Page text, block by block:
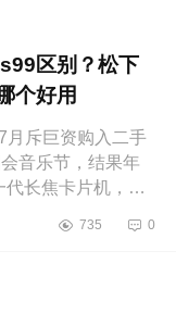
区别？松下
个好用
斥巨资购入二手
音乐节，结果年
代长焦卡片机，以
ZS99（在北美以
735 0